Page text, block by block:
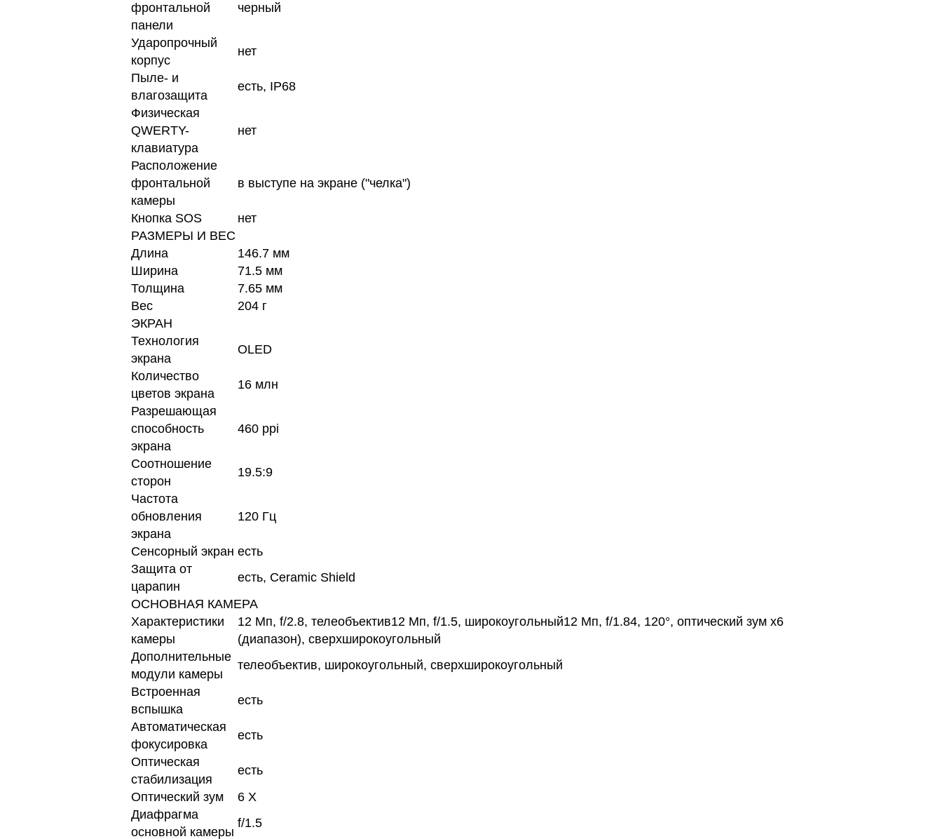
фронтальной
панели
черный
Ударопрочный
корпус
нет
Пыле- и
влагозащита
есть, IP68
Физическая
QWERTY-
клавиатура
нет
Расположение
фронтальной
камеры
в выступе на экране ("челка")
Кнопка SOS
нет
РАЗМЕРЫ И ВЕС
Длина
146.7 мм
Ширина
71.5 мм
Толщина
7.65 мм
Вес
204 г
ЭКРАН
Технология
экрана
OLED
Количество
цветов экрана
16 млн
Разрешающая
способность
экрана
460 ppi
Соотношение
сторон
19.5:9
Частота
обновления
экрана
120 Гц
Сенсорный экран есть
Защита от
царапин
есть, Ceramic Shield
ОСНОВНАЯ КАМЕРА
Характеристики
камеры
12 Мп, f/2.8, телеобъектив12 Мп, f/1.5, широкоугольный12 Мп, f/1.84, 120°, оптический зум x6
(диапазон), сверхширокоугольный
Дополнительные
модули камеры
телеобъектив, широкоугольный, сверхширокоугольный
Встроенная
вспышка
есть
Автоматическая
фокусировка
есть
Оптическая
стабилизация
есть
Оптический зум
6 Х
Диафрагма
основной камеры
f/1.5